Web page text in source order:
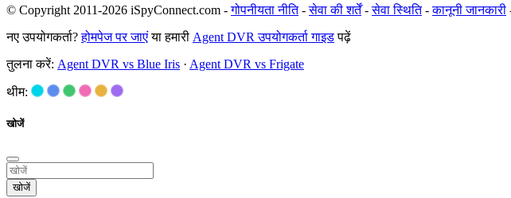
© Copyright 2011-2026 iSpyConnect.com -गोपनीयता नीति-सेवा की शर्तें-सेवा स्थिति-कानूनी जानकारी
नए उपयोगकर्ता?होमपेज पर जाएंया हमारी Agent DVR उपयोगकर्ता गाइडपढ़ें
तुलना करें: Agent DVR vs Blue Iris · Agent DVR vs Frigate
थीम:
खोजें
खोजें